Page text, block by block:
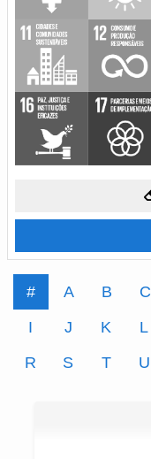
# A B C
I
J K L
R
S T U